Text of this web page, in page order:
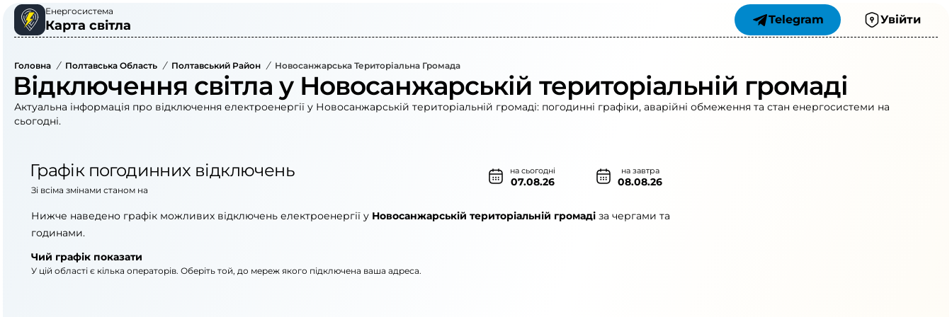
Енергосистема
Карта світла Telegram Увійти
Головна / Полтавська Область / Полтавський Район / Новосанжарська Територіальна Громада
Відключення світла у Новосанжарській територіальній громаді
Актуальна інформація про відключення електроенергії у Новосанжарській територіальній громаді: погодинні графіки, аварійні обмеження та стан енергосистеми на
сьогодні.
Графік погодинних відключень на сьогодні
07.08.26
на завтра
08.08.26
Зі всіма змінами станом на
Нижче наведено графік можливих відключень електроенергії у Новосанжарській територіальній громаді за чергами та
годинами.
Чий графік показати
У цій області є кілька операторів. Оберіть той, до мереж якого підключена ваша адреса.